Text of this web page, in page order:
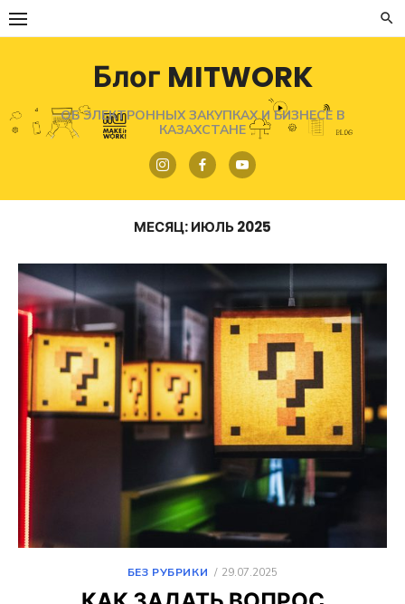
Перейти
к
содержимомуБлог MITWORK
ОБ ЭЛЕКТРОННЫХ ЗАКУПКАХ И БИЗНЕСЕ В
КАЗАХСТАНЕ
МЕСЯЦ:ИЮЛЬ 2025
БЕЗ РУБРИКИ ОПУБЛИКОВАНО
29.07.2025